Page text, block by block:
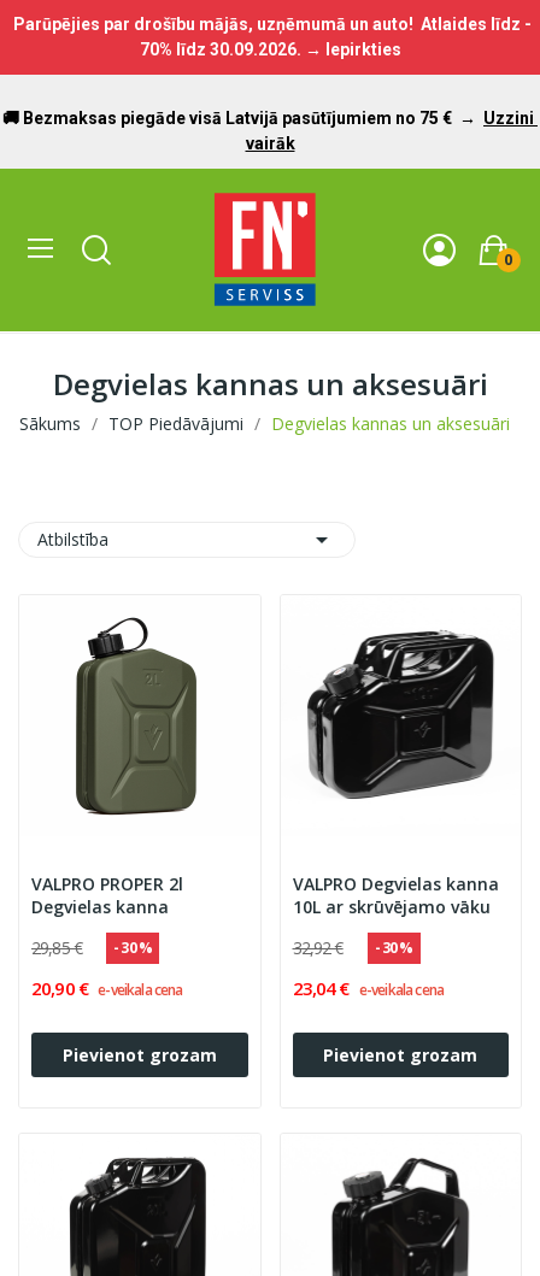
Parūpējies par drošību mājās, uzņēmumā un auto! Atlaides līdz -
70% līdz 30.09.2026. → Iepirkties
🚚 Bezmaksas piegāde visā Latvijā pasūtījumiem no 75 € → Uzzini
vairāk
0
Degvielas kannas un aksesuāri
Sākums TOP Piedāvājumi Degvielas kannas un aksesuāri
Atbilstība 
VALPRO PROPER 2l
Degvielas kanna
29,85 €
- 30 %
20,90 € e-veikala cena
Pievienot grozam
VALPRO Degvielas kanna
10L ar skrūvējamo vāku
32,92 €
- 30 %
23,04 € e-veikala cena
Pievienot grozam